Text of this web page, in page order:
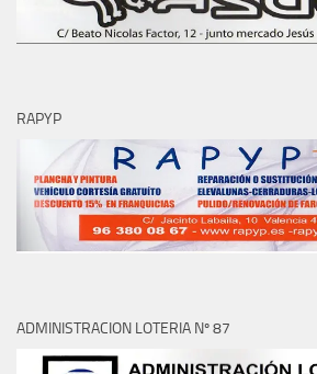
RAPYP
ADMINISTRACION LOTERIA Nº 87